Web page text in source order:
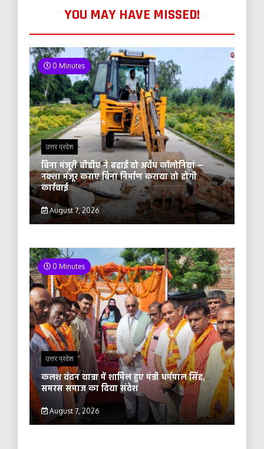
YOU MAY HAVE MISSED!
0 Minutes
उत्तर प्रदेश
बिना मंजूरी बीडीए ने ढहाईं दो अवैध कॉलोनियां —
नक्शा मंजूर कराए बिना निर्माण कराया तो होगी
कार्रवाई
August 7, 2026
0 Minutes
उत्तर प्रदेश
कलश वंदन यात्रा में शामिल हुए मंत्री धर्मपाल सिंह,
समरस समाज का दिया संदेश
August 7, 2026